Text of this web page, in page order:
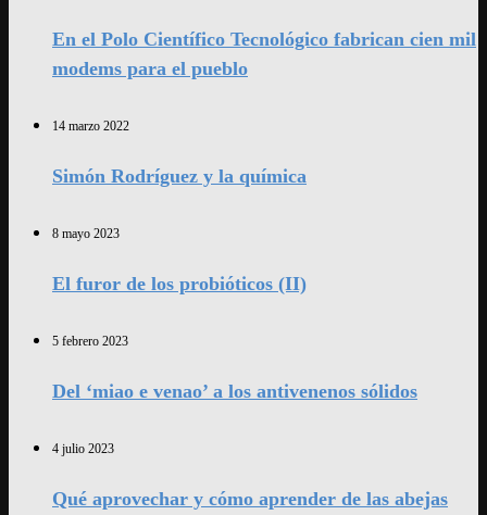
En el Polo Científico Tecnológico fabrican cien mil
modems para el pueblo
14 marzo 2022
Simón Rodríguez y la química
8 mayo 2023
El furor de los probióticos (II)
5 febrero 2023
Del ‘miao e venao’ a los antivenenos sólidos
4 julio 2023
Qué aprovechar y cómo aprender de las abejas